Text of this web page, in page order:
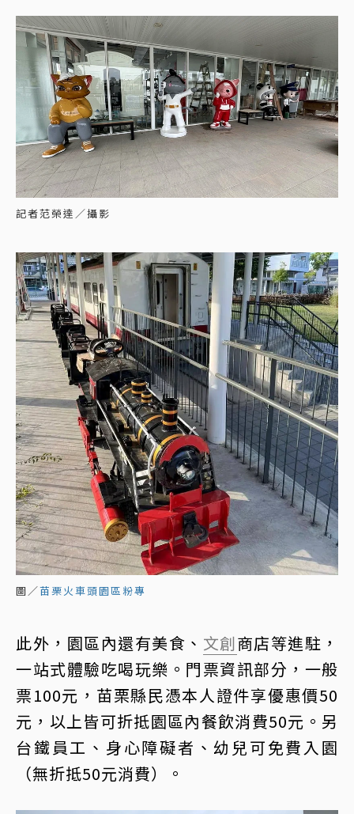
記者范榮達／攝影
圖／苗栗火車頭園區粉專
此外，園區內還有美食、 文創商店等進駐，
一站式體驗吃喝玩樂。門票資訊部分，一般
票100元，苗栗縣民憑本人證件享優惠價50
元，以上皆可折抵園區內餐飲消費50元。另
台鐵員工、身心障礙者、幼兒可免費入園
（無折抵50元消費）。